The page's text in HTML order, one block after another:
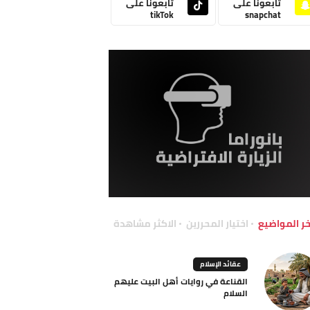
snapchat
tikTok
المواضيع اختيار المحررين الاكثر مشاهدة
عقائد الإسلام
القناعة في روايات أهل البيت عليهم
السلام